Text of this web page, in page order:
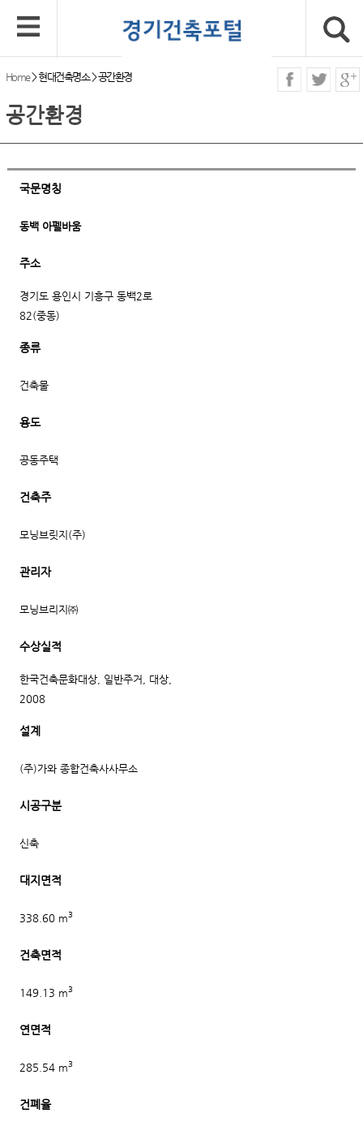
Home>현대건축명소>공간환경
공간환경
국문명칭
동백 아펠바움
주소
경기도 용인시 기흥구 동백2로
82(중동)
종류
건축물
용도
공동주택
건축주
모닝브릿지(주)
관리자
모닝브리지㈜
수상실적
한국건축문화대상, 일반주거, 대상,
2008
설계
(주)가와 종합건축사사무소
시공구분
신축
대지면적
338.60 m3
건축면적
149.13 m3
연면적
285.54 m3
건폐율